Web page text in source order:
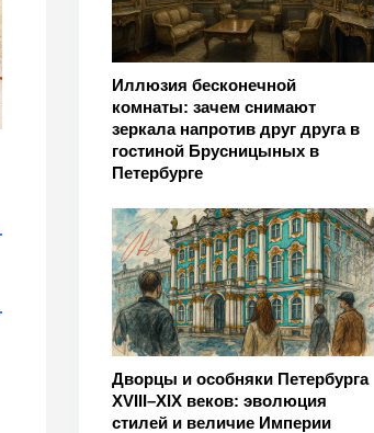
Иллюзия бесконечной
комнаты: зачем снимают
зеркала напротив друг друга в
гостиной Брусницыных в
Петербурге
Дворцы и особняки Петербурга
XVIII–XIX веков: эволюция
стилей и величие Империи